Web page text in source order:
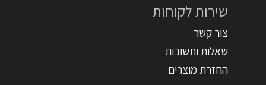
שירות לקוחות
צור קשר
שאלות ותשובות
החזרת מוצרים